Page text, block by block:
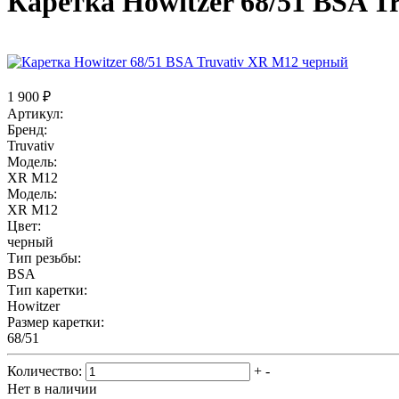
1 900 ₽
Артикул:
Бренд:
Truvativ
Модель:
XR M12
Модель:
XR M12
Цвет:
черный
Тип резьбы:
BSA
Тип каретки:
Howitzer
Размер каретки:
68/51
Количество: + -
Нет в наличии